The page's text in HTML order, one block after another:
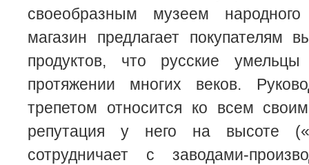
своеобразным музеем
магазин предлагает покупателям
продуктов, что русские умельцы
протяжении многих веков.
трепетом относится ко всем
репутация у него на высоте
сотрудничает с заводами-